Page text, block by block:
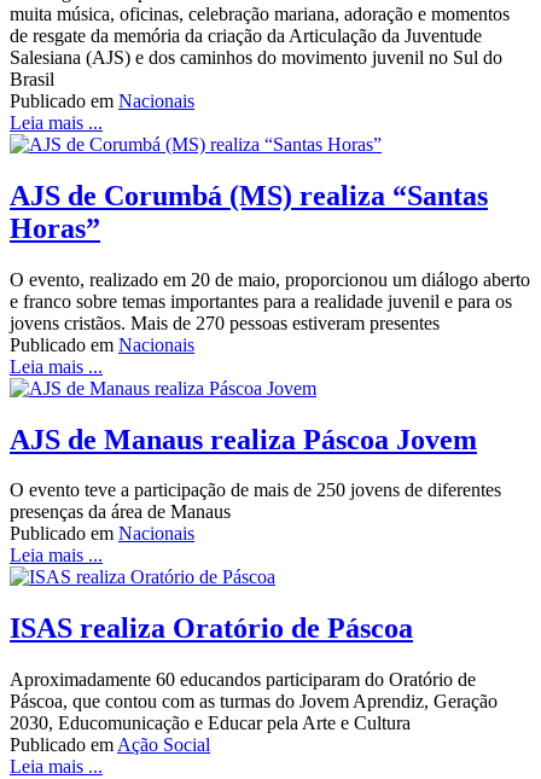
muita música, oficinas, celebração mariana, adoração e momentos
de resgate da memória da criação da Articulação da Juventude
Salesiana (AJS) e dos caminhos do movimento juvenil no Sul do
Brasil
Publicado em Nacionais
Leia mais ...
AJS de Corumbá (MS) realiza “Santas
Horas”
O evento, realizado em 20 de maio, proporcionou um diálogo aberto
e franco sobre temas importantes para a realidade juvenil e para os
jovens cristãos. Mais de 270 pessoas estiveram presentes
Publicado em Nacionais
Leia mais ...
AJS de Manaus realiza Páscoa Jovem
O evento teve a participação de mais de 250 jovens de diferentes
presenças da área de Manaus
Publicado em Nacionais
Leia mais ...
ISAS realiza Oratório de Páscoa
Aproximadamente 60 educandos participaram do Oratório de
Páscoa, que contou com as turmas do Jovem Aprendiz, Geração
2030, Educomunicação e Educar pela Arte e Cultura
Publicado em Ação Social
Leia mais ...